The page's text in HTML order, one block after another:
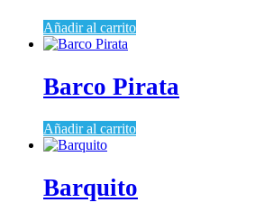
Añadir al carrito
Barco Pirata
Añadir al carrito
Barquito